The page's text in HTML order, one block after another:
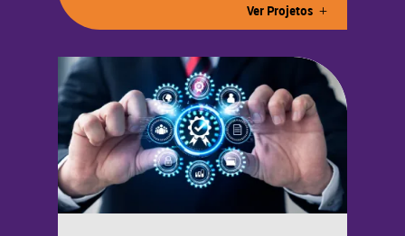
Ver Projetos